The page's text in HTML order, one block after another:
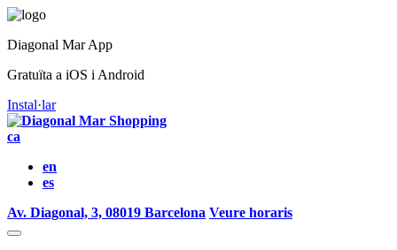
Diagonal Mar App
Gratuïta a iOS i Android
Instal·lar
ca
en
es
Av. Diagonal, 3, 08019 Barcelona Veure horaris